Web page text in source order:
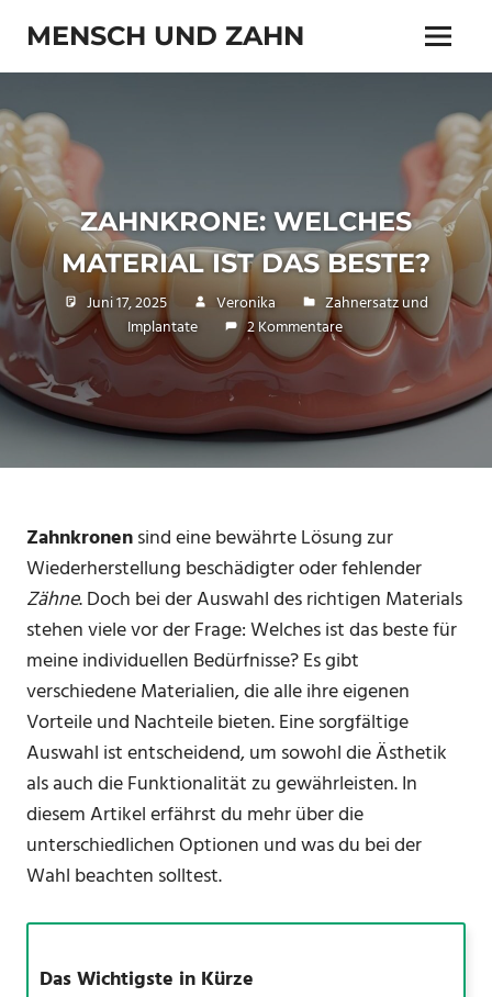
Inhalt
springen
MENSCH UND ZAHN
Zahn
Zähnchen
Menü
ZAHNKRONE: WELCHES
MATERIAL IST DAS BESTE?
Juni 17, 2025 Veronika
Zahnersatz und
Implantate
2 Kommentare
Zahnkronensind eine bewährte Lösung zur
Wiederherstellung beschädigter oder fehlender
Zähne. Doch bei der Auswahl des richtigen Materials
stehen viele vor der Frage: Welches ist das beste für
meine individuellen Bedürfnisse? Es gibt
verschiedene Materialien, die alle ihre eigenen
Vorteile und Nachteile bieten. Eine sorgfältige
Auswahl ist entscheidend, um sowohl die Ästhetik
als auch die Funktionalität zu gewährleisten. In
diesem Artikel erfährst du mehr über die
unterschiedlichen Optionen und was du bei der
Wahl beachten solltest.
Das Wichtigste in Kürze